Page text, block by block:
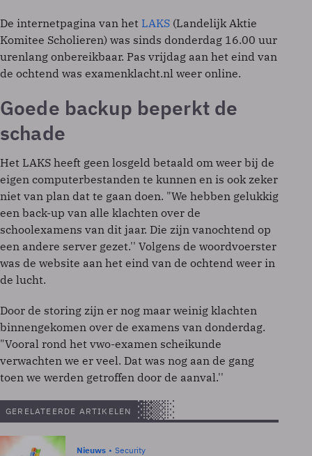
De internetpagina van het LAKS (Landelijk Aktie
Komitee Scholieren) was sinds donderdag 16.00 uur
urenlang onbereikbaar. Pas vrijdag aan het eind van
de ochtend was examenklacht.nl weer online.
Goede backup beperkt de
schade
Het LAKS heeft geen losgeld betaald om weer bij de
eigen computerbestanden te kunnen en is ook zeker
niet van plan dat te gaan doen. "We hebben gelukkig
een back-up van alle klachten over de
schoolexamens van dit jaar. Die zijn vanochtend op
een andere server gezet.'' Volgens de woordvoerster
was de website aan het eind van de ochtend weer in
de lucht.
Door de storing zijn er nog maar weinig klachten
binnengekomen over de examens van donderdag.
"Vooral rond het vwo-examen scheikunde
verwachten we er veel. Dat was nog aan de gang
toen we werden getroffen door de aanval.''
GERELATEERDE ARTIKELEN
Nieuws Security